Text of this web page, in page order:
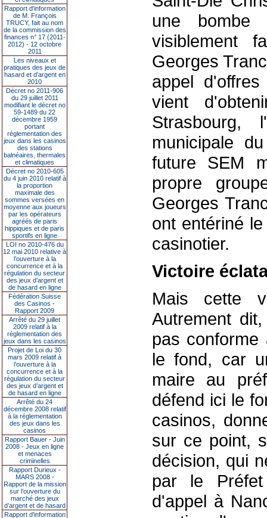
Rapport d'information
de M. François
TRUCY, fait au nom
de la commission des
finances n° 17 (2011-
2012) - 12 octobre
2011
Les niveaux et
pratiques des jeux de
hasard et d’argent en
2010
Décret no 2011-906
du 29 juillet 2011
modifiant le décret no
59-1489 du 22
décembre 1959
portant
réglementation des
jeux dans les casinos
des stations
balnéaires, thermales
et climatiques
Décret no 2010-605
du 4 juin 2010 relatif à
la proportion
maximale des
sommes versées en
moyenne aux joueurs
par les opérateurs
agréés de paris
hippiques et de paris
sportifs en ligne
LOI no 2010-476 du
12 mai 2010 relative à
l’ouverture à la
concurrence et à la
régulation du secteur
des jeux d’argent et
de hasard en ligne
Fédération Suisse
des Casinos -
Rapport 2009
Arrêté du 29 juillet
2009 relatif à la
réglementation des
jeux dans les casinos
Projet de Loi du 30
mars 2009 relatif à
l’ouverture à la
concurrence et à la
régulation du secteur
des jeux d’argent et
de hasard en ligne
Arrêté du 24
décembre 2008 relatif
à la réglementation
des jeux dans les
casinos
Rapport Bauer - Juin
2008 - Jeux en ligne
et menaces
criminelles
Rapport Durieux -
MARS 2008 -
Rapport de la mission
sur l’ouverture du
marché des jeux
d’argent et de hasard
Rapport d'information
une bombe
visiblement
Georges
appel
vient
Strasbourg,
municipale
future SEM
propre
Georges
ont entériné
casinotier.
Victoire
Mais cette
Autrement
pas conforme
le fond, car
maire au
défend ici le
casinos,
sur ce point,
décision, qui
par le
d'appel à